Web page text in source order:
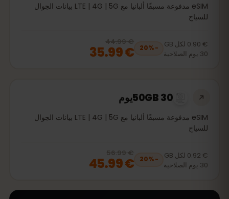
eSIM مدفوعة مسبقًا ألبانيا مع LTE | 4G | 5G بيانات الجوال
للسياح
€ 0.90 لكل GB
30 يوم الصلاحية
−
20%
20% off, was
€ 35.99 € 44.99
€ 35.99
50GB 30يوم
eSIM مدفوعة مسبقًا ألبانيا مع LTE | 4G | 5G بيانات الجوال
للسياح
€ 0.92 لكل GB
30 يوم الصلاحية
−
20%
20% off, was
€ 45.99 € 56.99
€ 45.99